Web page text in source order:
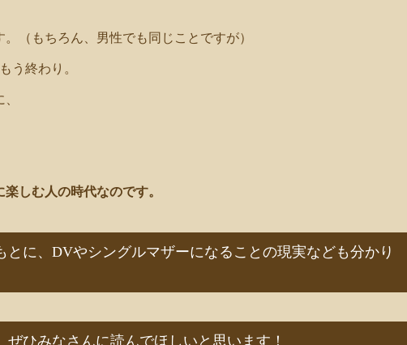
（もちろん、男性でも同じことですが）
う終わり。
しむ人の時代なのです。
に、DVやシングルマザーになることの現実なども分かり
ひみなさんに読んでほしいと思います！